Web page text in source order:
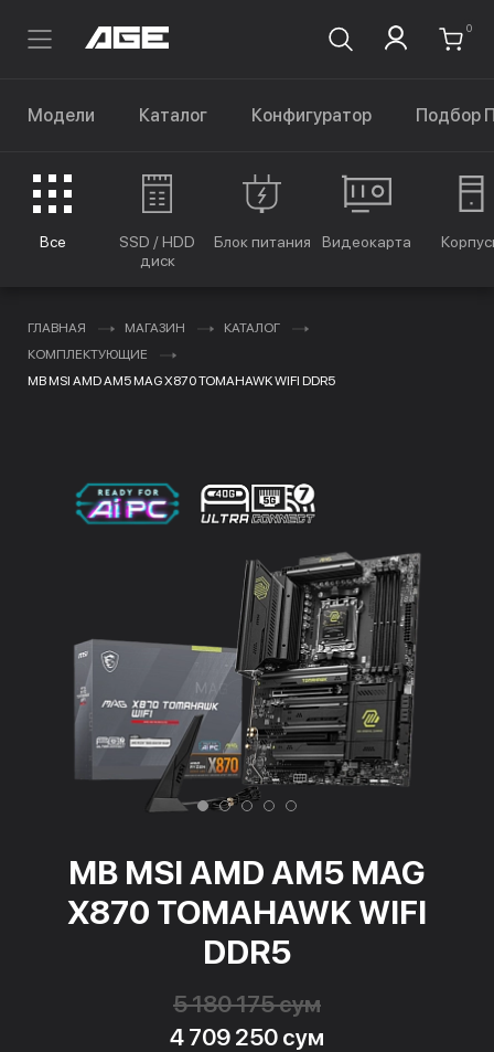
0
Модели Каталог Конфигуратор Подбор
Все
SSD / HDD
диск
Блок питания Видеокарта
ГЛАВНАЯ МАГАЗИН
КАТАЛОГ
КОМПЛЕКТУЮЩИЕ
MB MSI AMD AM5 MAG X870 TOMAHAWK WIFI DDR5
MB MSI AMD AM5 MAG
X870 TOMAHAWK WIFI
DDR5
5 180 175 сум
4 709 250 сум